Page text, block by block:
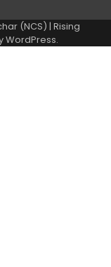
(NCS) | Rising
WordPress.